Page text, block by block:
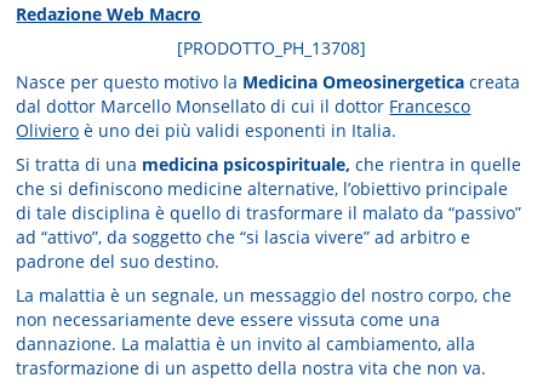
Redazione Web Macro
[PRODOTTO_PH_13708]
Nasce per questo motivo la Medicina Omeosinergetica creata
dal dottor Marcello Monsellato di cui il dottor Francesco
Oliviero è uno dei più validi esponenti in Italia.
Si tratta di una medicina psicospirituale, che rientra in quelle
che si definiscono medicine alternative, l’obiettivo principale
di tale disciplina è quello di trasformare il malato da “passivo”
ad “attivo”, da soggetto che “si lascia vivere” ad arbitro e
padrone del suo destino.
La malattia è un segnale, un messaggio del nostro corpo, che
non necessariamente deve essere vissuta come una
dannazione. La malattia è un invito al cambiamento, alla
trasformazione di un aspetto della nostra vita che non va.